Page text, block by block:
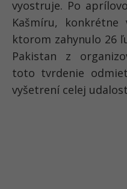
vyostruje. Po
Kašmíru,
ktorom zahynulo 26
Pakistan z
toto tvrdenie
vyšetrení celej